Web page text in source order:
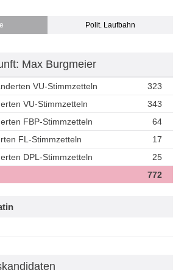
Polit. Laufbahn
Max Burgmeier
VU-Stimmzetteln
323
VU-Stimmzetteln
343
FBP-Stimmzetteln
64
FL-Stimmzetteln
17
DPL-Stimmzetteln
25
772